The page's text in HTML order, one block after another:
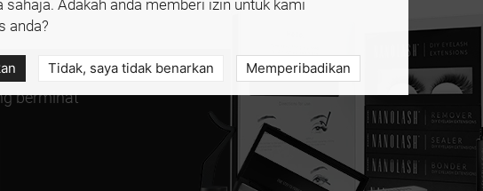
berminat
sahaja. Adakah anda memberi izin untuk kami
anda?
Tidak, saya tidak benarkan Memperibadikan